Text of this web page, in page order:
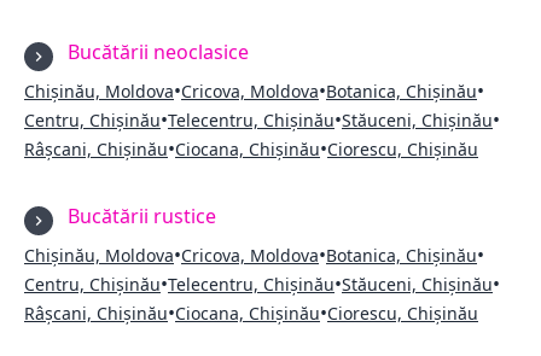
Bucătării neoclasice
Chișinău, Moldova•Cricova, Moldova•Botanica, Chișinău•
Centru, Chișinău•Telecentru, Chișinău•Stăuceni, Chișinău•
Râșcani, Chișinău•Ciocana, Chișinău•Ciorescu, Chișinău
Bucătării rustice
Chișinău, Moldova•Cricova, Moldova•Botanica, Chișinău•
Centru, Chișinău•Telecentru, Chișinău•Stăuceni, Chișinău•
Râșcani, Chișinău•Ciocana, Chișinău•Ciorescu, Chișinău